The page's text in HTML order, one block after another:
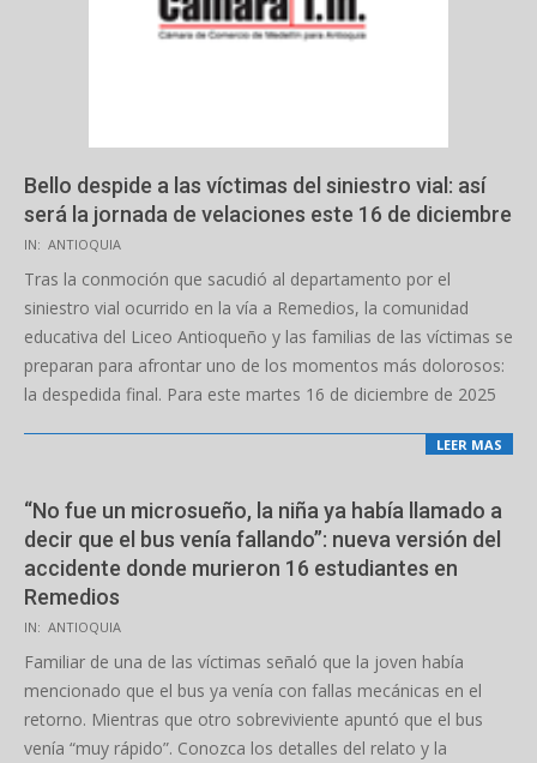
Bello despide a las víctimas del siniestro vial: así
será la jornada de velaciones este 16 de diciembre
2025-
12-
16
IN: ANTIOQUIA
Tras la conmoción que sacudió al departamento por el
siniestro vial ocurrido en la vía a Remedios, la comunidad
educativa del Liceo Antioqueño y las familias de las víctimas se
preparan para afrontar uno de los momentos más dolorosos:
la despedida final. Para este martes 16 de diciembre de 2025
LEER MAS
“No fue un microsueño, la niña ya había llamado a
decir que el bus venía fallando”: nueva versión del
accidente donde murieron 16 estudiantes en
Remedios
2025-
12-
IN: ANTIOQUIA
Familiar de una de las víctimas señaló que la joven había
mencionado que el bus ya venía con fallas mecánicas en el
retorno. Mientras que otro sobreviviente apuntó que el bus
venía “muy rápido”. Conozca los detalles del relato y la